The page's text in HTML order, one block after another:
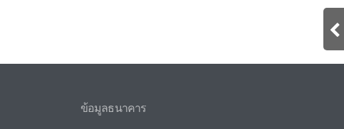
ข้อมูลธนาคาร